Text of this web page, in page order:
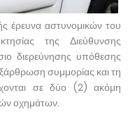
έρευνα αστυνομικών του
της Διεύθυνσης
διερεύνησης υπόθεσης
συμμορίας και τη
σε δύο (2) ακόμη
οχημάτων.